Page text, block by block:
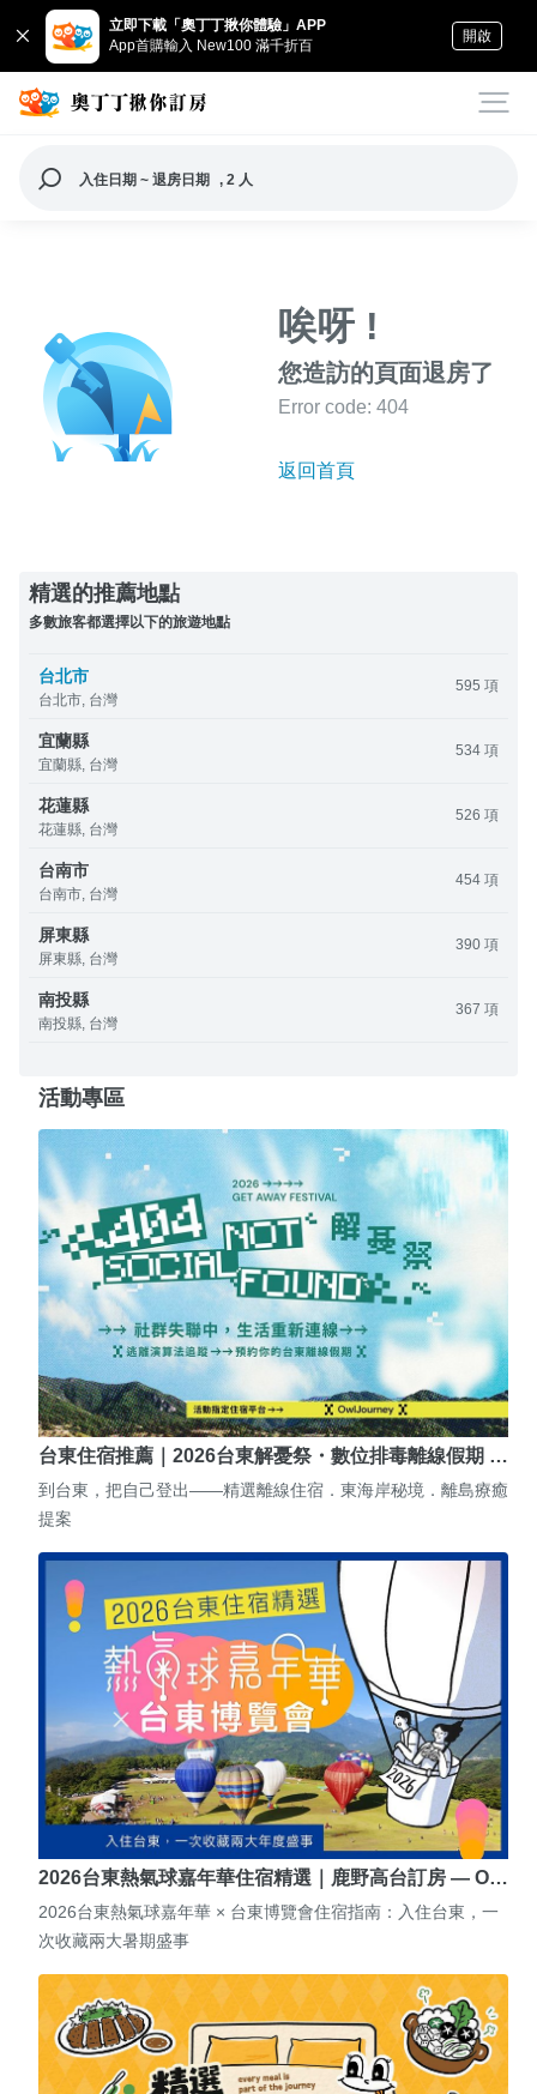
立即下載「奧丁丁揪你體驗」APP
App首購輸入 New100 滿千折百
開啟
入住日期 ~ 退房日期 , 2 人
唉呀 !
您造訪的頁面退房了
Error code: 404
返回首頁
精選的推薦地點
多數旅客都選擇以下的旅遊地點
台北市
台北市, 台灣
595 項
宜蘭縣
宜蘭縣, 台灣
534 項
花蓮縣
花蓮縣, 台灣
526 項
台南市
台南市, 台灣
454 項
屏東縣
屏東縣, 台灣
390 項
南投縣
南投縣, 台灣
367 項
活動專區
台東住宿推薦｜2026台東解憂祭・數位排毒離線假期 …
到台東，把自己登出——精選離線住宿．東海岸秘境．離島療癒
提案
2026台東熱氣球嘉年華住宿精選｜鹿野高台訂房 — O…
2026台東熱氣球嘉年華 × 台東博覽會住宿指南：入住台東，一
次收藏兩大暑期盛事